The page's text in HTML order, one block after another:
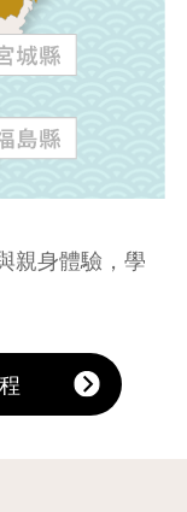
親身體驗，學